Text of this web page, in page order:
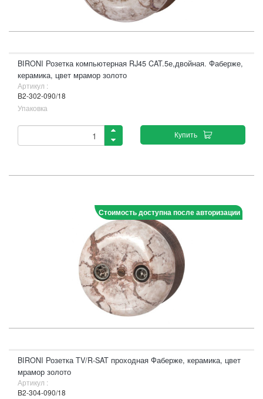
BIRONI Розетка компьютерная RJ45 CAT.5е,двойная. Фаберже,
керамика, цвет мрамор золото
Артикул :
B2-302-090/18
Упаковка
Купить
Стоимость доступна после авторизации
BIRONI Розетка TV/R-SAT проходная Фаберже, керамика, цвет
мрамор золото
Артикул :
B2-304-090/18